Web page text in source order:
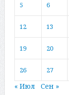
5 6
12 13
19 20
26 27
« Июл Сен »